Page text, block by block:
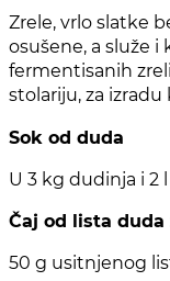
Zrele, vrlo slatke
osušene, a služe
fermentisanih
stolariju, za izradu
Sok od duda
U 3 kg dudinja i 2
Čaj od lista duda
50 g usitnjenog